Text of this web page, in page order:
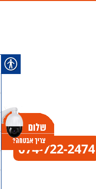
074-722-2474